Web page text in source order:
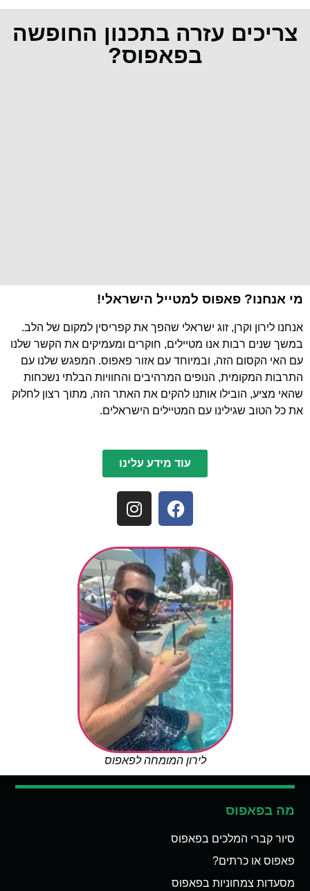
צריכים עזרה בתכנון החופשה
בפאפוס?
מי אנחנו? פאפוס למטייל הישראלי!
אנחנו לירון וקרן, זוג ישראלי שהפך את קפריסין למקום של הלב.
במשך שנים רבות אנו מטיילים, חוקרים ומעמיקים את הקשר שלנו
עם האי הקסום הזה, ובמיוחד עם אזור פאפוס. המפגש שלנו עם
התרבות המקומית, הנופים המרהיבים והחוויות הבלתי נשכחות
שהאי מציע, הובילו אותנו להקים את האתר הזה, מתוך רצון לחלוק
את כל הטוב שגילינו עם המטיילים הישראלים.
עוד מידע עלינו
לירון המומחה לפאפוס
מה בפאפוס
סיור קברי המלכים בפאפוס
פאפוס או כרתים?
מסעדות צמחוניות בפאפוס